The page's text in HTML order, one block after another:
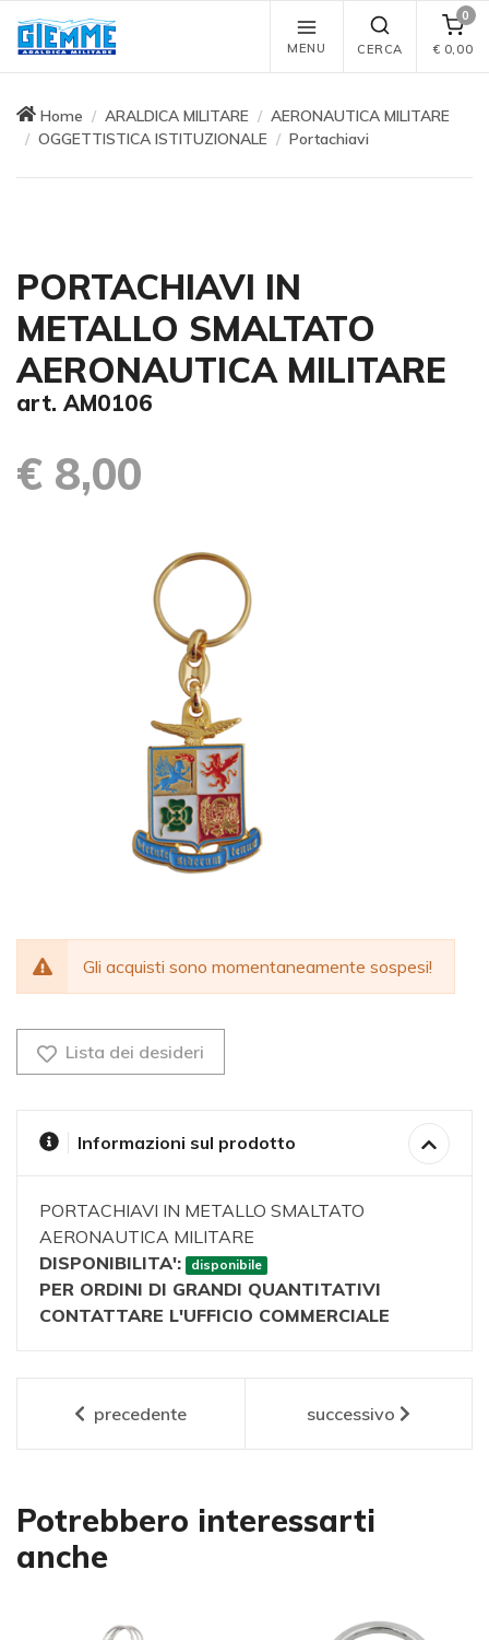
MENU CERCA
0
€ 0,00
Home ARALDICA MILITARE
AERONAUTICA MILITARE
OGGETTISTICA ISTITUZIONALE
Portachiavi
PORTACHIAVI IN
METALLO SMALTATO
AERONAUTICA MILITARE
art. AM0106
€ 8,00
Gli acquisti sono momentaneamente sospesi!
Lista dei desideri
Informazioni sul prodotto
PORTACHIAVI IN METALLO SMALTATO
AERONAUTICA MILITARE
DISPONIBILITA':
disponibile
PER ORDINI DI GRANDI QUANTITATIVI
CONTATTARE L'UFFICIO COMMERCIALE
precedente successivo
Potrebbero interessarti
anche